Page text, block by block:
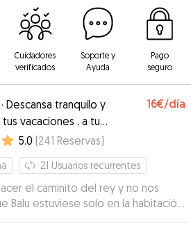
Cuidadores
verificados
Soporte y
Ayuda
Pago
seguro
· Descansa tranquilo y
vacaciones , a tu
le faltarán atenciones.
16€/día
5.0 (241 Reservas)
21 Usuarios recurrentes
el caminito del rey y no nos
Balu estuviese solo en la habitación
a Estefania a través de